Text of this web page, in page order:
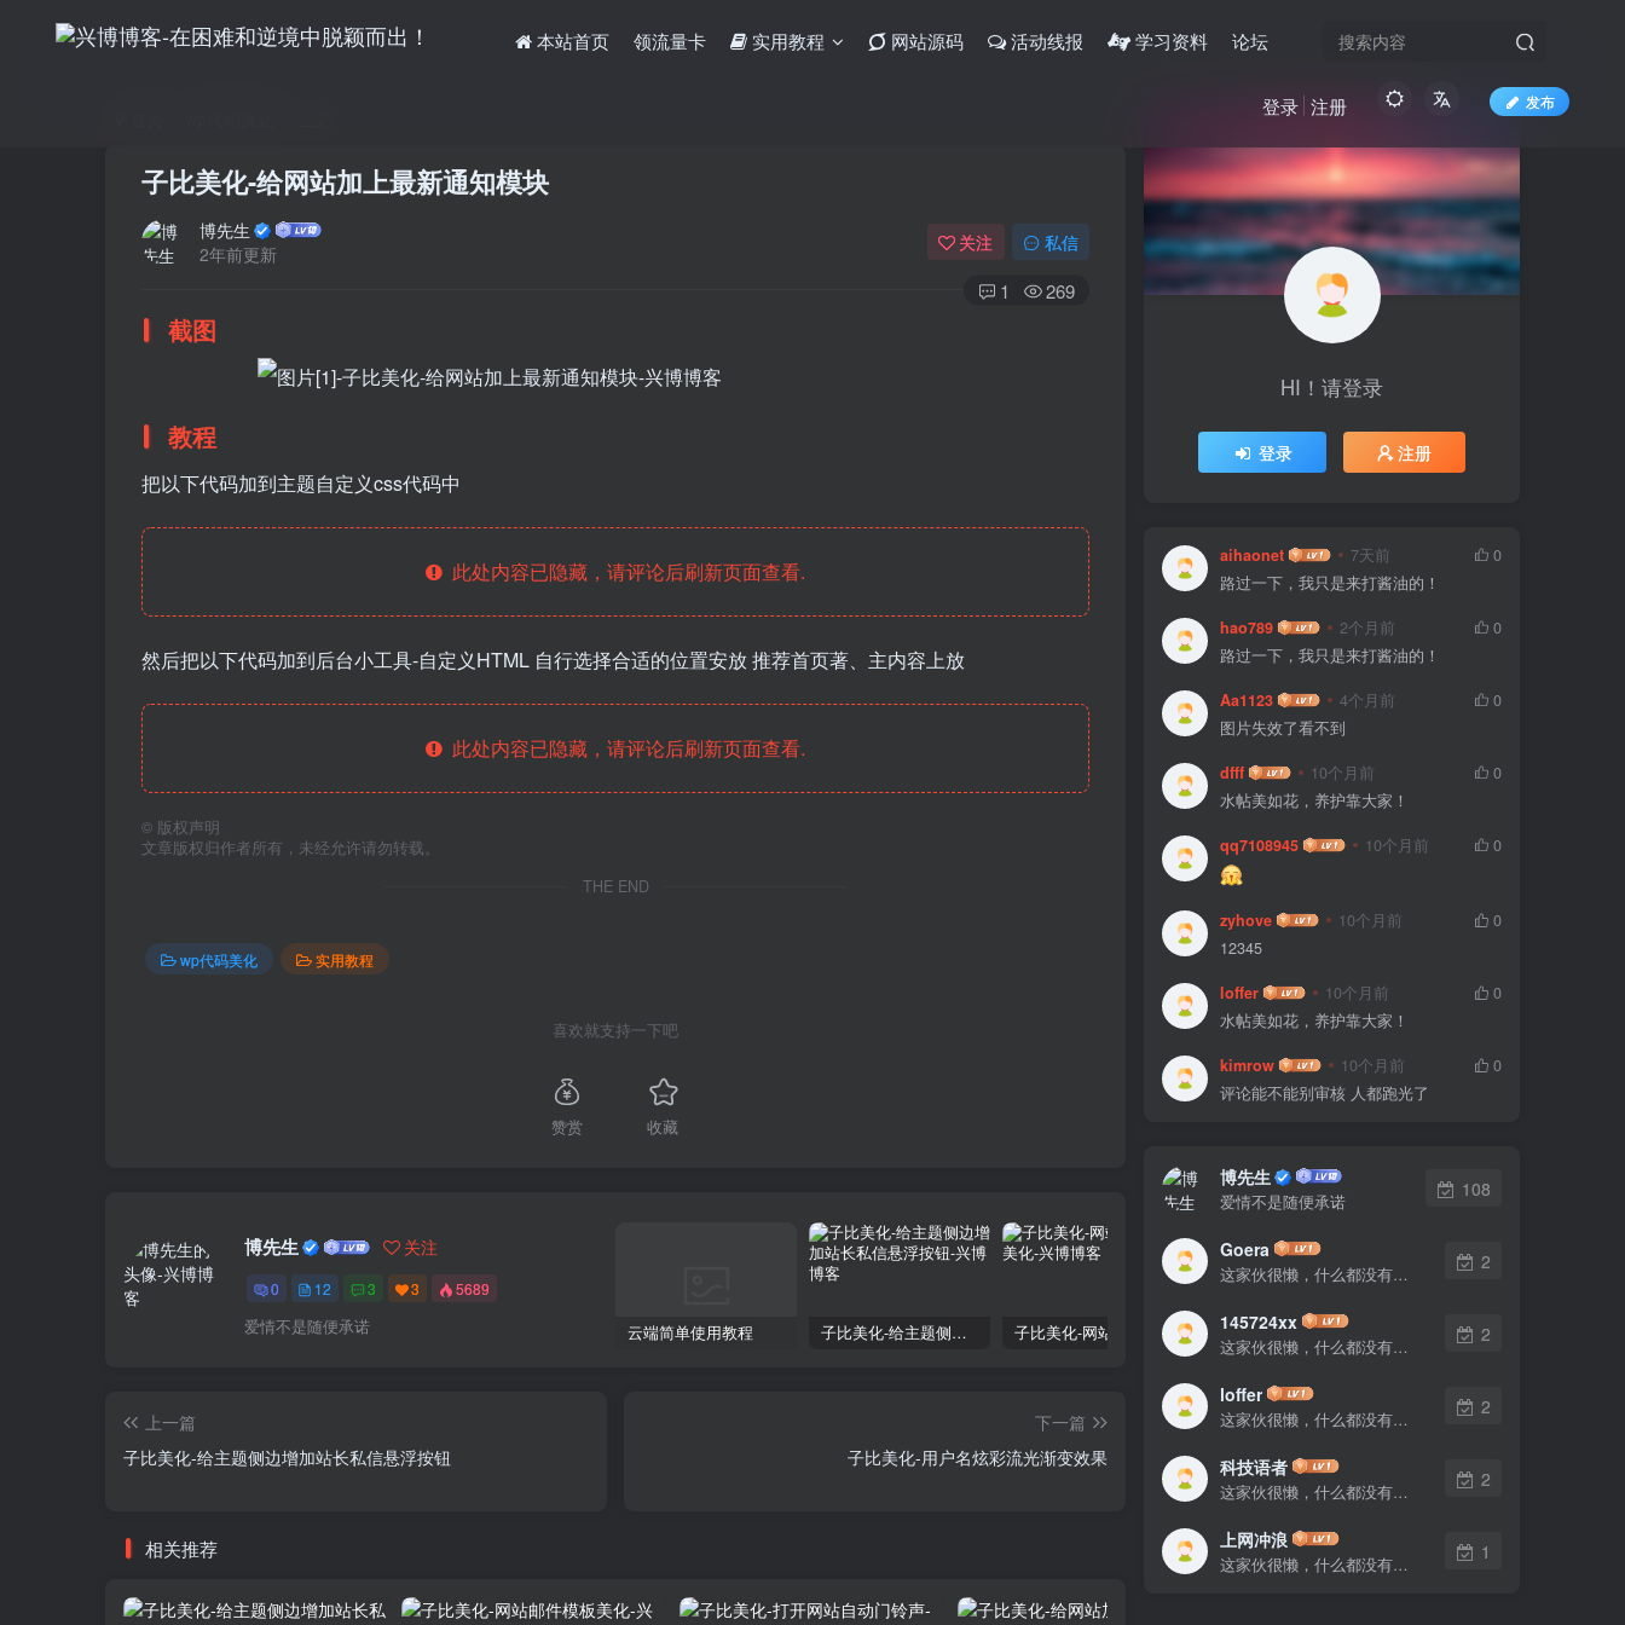
本站首页 领流量卡 实用教程 网站源码 活动线报 学习资料 论坛
发布
登录 注册
子比美化-给网站加上最新通知模块
博先生
2年前更新
关注 私信
1 269
截图
教程
把以下代码加到主题自定义css代码中
此处内容已隐藏，请评论后刷新页面查看.
然后把以下代码加到后台小工具-自定义HTML 自行选择合适的位置安放 推荐首页著、主内容上放
此处内容已隐藏，请评论后刷新页面查看.
© 版权声明
文章版权归作者所有，未经允许请勿转载。
THE END
wp代码美化 实用教程
喜欢就支持一下吧
赞赏 收藏
博先生 关注
0 12 3 3 5689
爱情不是随便承诺 云端简单使用教程 子比美化-给主题侧边增加站长私信悬浮按钮 子比美化-打开网站自动门铃声
上一篇
子比美化-给主题侧边增加站长私信悬浮按钮
下一篇
子比美化-用户名炫彩流光渐变效果
相关推荐
HI！请登录
登录 注册
aihaonet 7天前
0
路过一下，我只是来打酱油的！
hao789 2个月前
0
路过一下，我只是来打酱油的！
Aa1123 4个月前
0
图片失效了看不到
dfff 10个月前
0
水帖美如花，养护靠大家！
qq7108945 10个月前 0
zyhove 10个月前
0
12345
loffer 10个月前
0
水帖美如花，养护靠大家！
kimrow 10个月前
0
评论能不能别审核 人都跑光了
博先生
爱情不是随便承诺
108
Goera
这家伙很懒，什么都没有写...
2
145724xx
这家伙很懒，什么都没有写...
2
loffer
这家伙很懒，什么都没有写...
2
科技语者
这家伙很懒，什么都没有写...
2
上网冲浪
这家伙很懒，什么都没有写...
1